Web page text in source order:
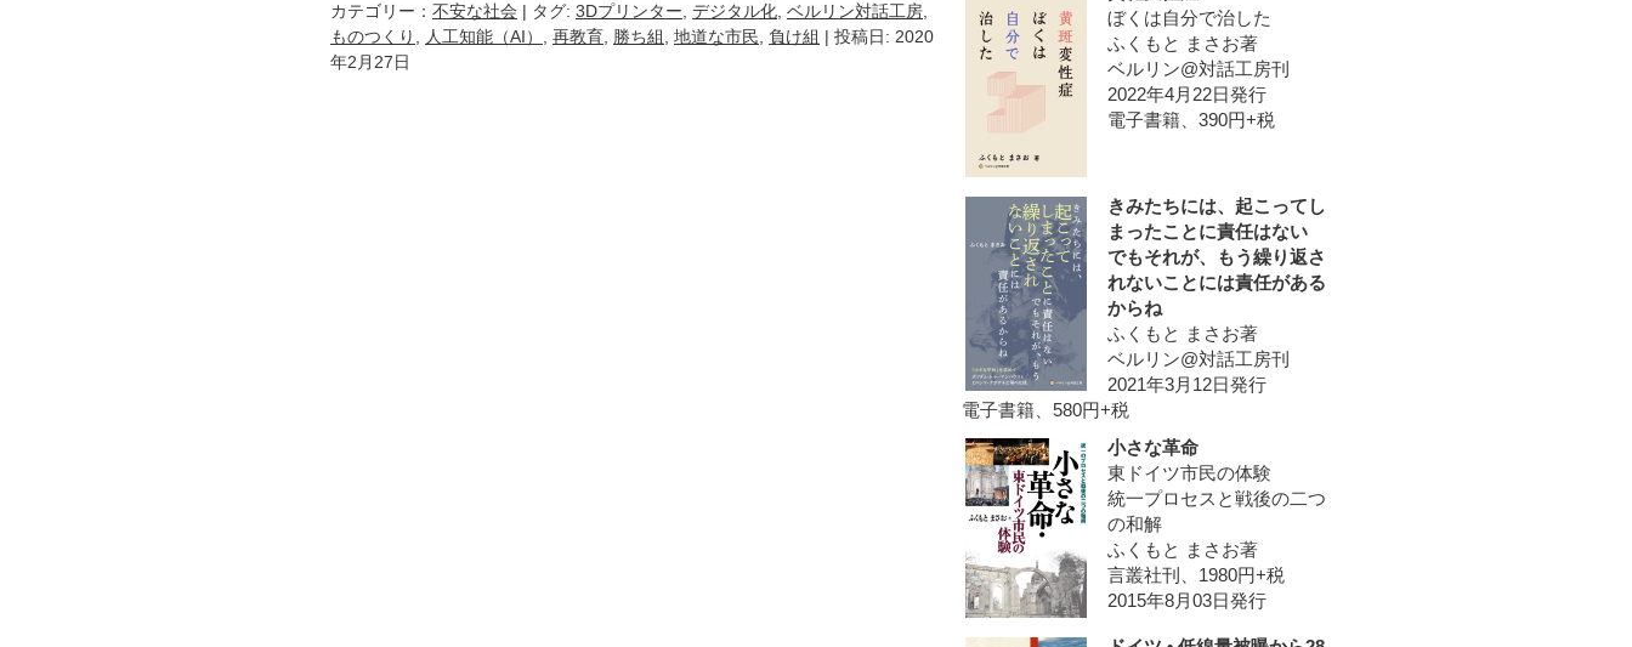
カテゴリー： 不安な社会 | タグ: 3Dプリンター デジタル化 ベルリン対話工房
ものつくり
人工知能（AI） 再教育 勝ち組 地道な市民 負け組 | 投稿日: 2020
年2月27日